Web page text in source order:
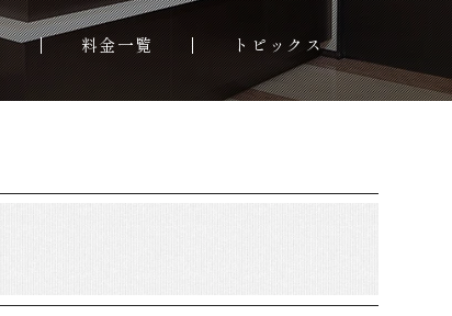
料金一覧 トピックス